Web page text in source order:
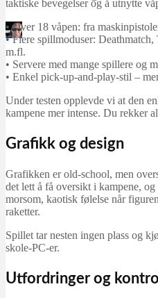
Martin Jørgensen
desember 2, 2025
taktiske bevegelser og å utnytte
• Over 18 våpen: fra
• Flere spillmoduser:
m.fl.
• Servere med mange spillere og
• Enkel pick-up-and-play-stil –
Under testen opplevde vi at den
kampene mer intense. Du rekker
Grafikk og design
Grafikken er old-school, men
det lett å få oversikt i kampene,
morsom, kaotisk følelse når
raketter.
Spillet tar nesten ingen plass og
skole-PC-er.
Utfordringer og kontroll